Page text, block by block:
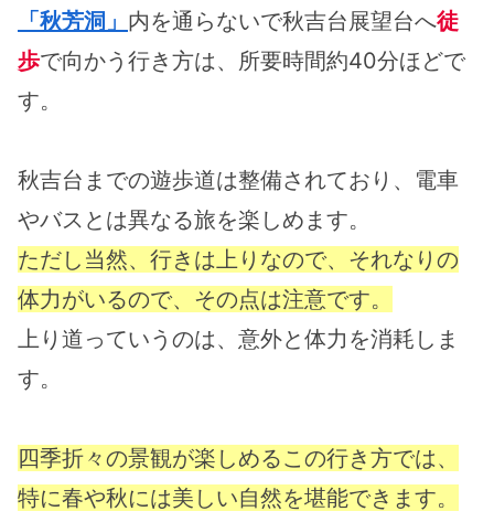
「秋芳洞」 内を通らないで秋吉台展望台へ徒
歩で向かう行き方は、所要時間約40分ほどで
す。
秋吉台までの遊歩道は整備されており、電車
やバスとは異なる旅を楽しめます。
ただし当然、行きは上りなので、それなりの
体力がいるので、その点は注意です。
上り道っていうのは、意外と体力を消耗しま
す。
四季折々の景観が楽しめるこの行き方では、
特に春や秋には美しい自然を堪能できます。